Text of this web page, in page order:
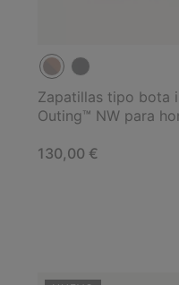
Zapatillas tipo bota
Outing™ NW para
Regular price:
130,00 €